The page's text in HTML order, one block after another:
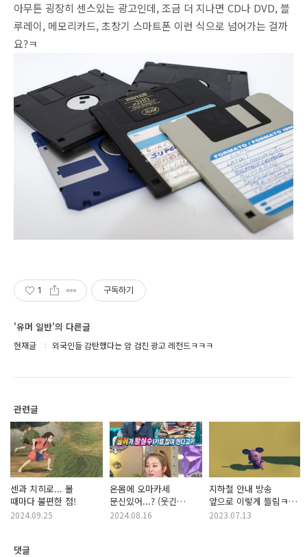
아무튼 굉장히 센스있는 광고인데, 조금 더 지나면 CD나 DVD, 블
루레이, 메모리카드, 초창기 스마트폰 이런 식으로 넘어가는 걸까
요?ㅋ
1 구독하기
'유머 일반'의 다른글
현재글 외국인들 감탄했다는 암 검진 광고 레전드ㅋㅋㅋ
관련글
센과 치히로... 볼
때마다 불편한 점!
2024.09.25
온몸에 오마카세
문신있어...? (웃긴
말실수 모음ㅋㅋ)
2024.08.16
지하철 안내 방송
앞으로 이렇게 들림ㅋㅋ
(지하철 오해 시리즈)
2023.07.13
댓글